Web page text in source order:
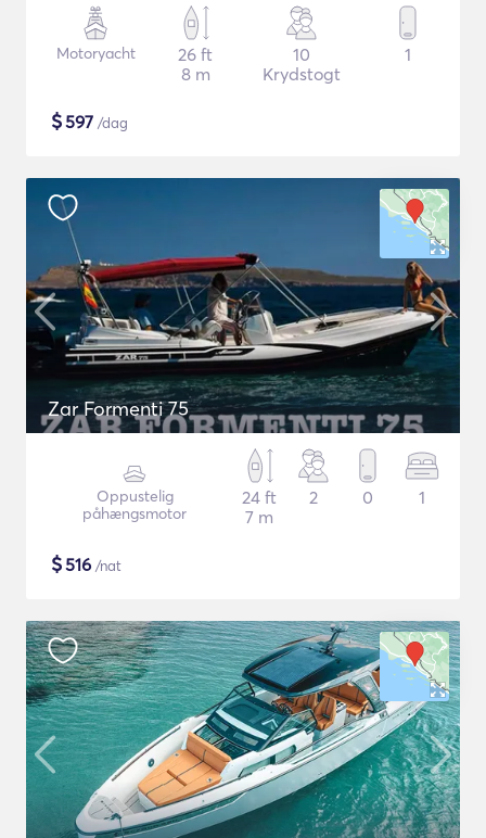
Motoryacht
26 ft
8 m
10
Krydstogt
1
$597 /dag
Zar Formenti 75
Oppustelig
påhængsmotor
24 ft
7 m
2 0 1
$516 /nat